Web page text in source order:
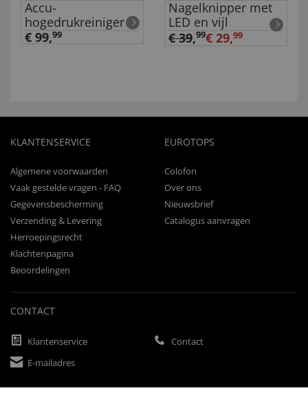
Accu-
hogedrukreiniger
€ 99,99
Nagelknipper met
LED en vijl
€ 39,99€ 29,99
KLANTENSERVICE
Algemene voorwaarden
Vaak gestelde vragen - FAQ
Gegevensbescherming
Verzending & Levering
Herroepingsrecht
Klachtenpagina
Beoordelingen
EUROTOPS
Colofon
Over ons
Nieuwsbrief
Catalogus aanvragen
CONTACT
Klantenservice
Contact
E-mailadres